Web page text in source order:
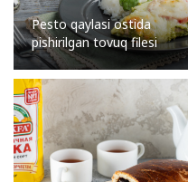
Pesto qaylasi ostida
pishirilgan tovuq filesi